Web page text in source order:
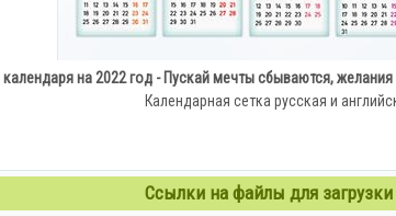
на 2022 год - Пускай мечты сбываются,
Календарная сетка русская и
Ссылки на файлы для